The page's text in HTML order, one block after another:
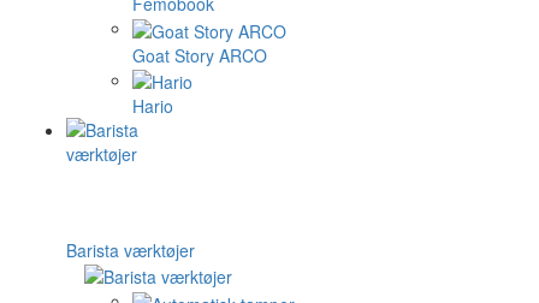
Goat Story ARCO
Hario
Barista værktøjer